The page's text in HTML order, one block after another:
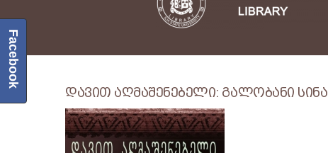
დავით აღმაშენებელი: გალობანი
Facebook